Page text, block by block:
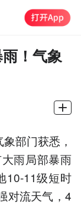
！气象
部门获悉，
雨局部暴雨
10-11级短时
对流天气，4